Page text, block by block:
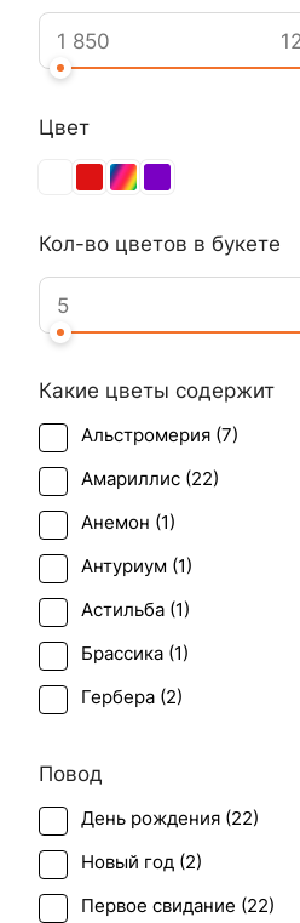
Цвет
Кол-во цветов в букете
Какие цветы содержит
Альстромерия (7)
Амариллис (22)
Анемон (1)
Антуриум (1)
Астильба (1)
Брассика (1)
Гербера (2)
Калла (
Лилия (1)
Лимониум (1)
Орнитогалум (1)
Повод
День рождения (22)
Новый год (2)
Первое свидание (22)